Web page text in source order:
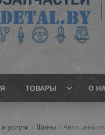
ТОВАРЫ О
услуги Шины Автошины